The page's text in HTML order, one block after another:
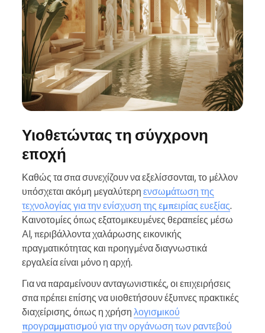
Υιοθετώντας τη σύγχρονη
εποχή
Καθώς τα σπα συνεχίζουν να εξελίσσονται, το μέλλον
υπόσχεται ακόμη μεγαλύτερη ενσωμάτωση της
τεχνολογίας για την ενίσχυση της εμπειρίας ευεξίας.
Καινοτομίες όπως εξατομικευμένες θεραπείες μέσω
AI, περιβάλλοντα χαλάρωσης εικονικής
πραγματικότητας και προηγμένα διαγνωστικά
εργαλεία είναι μόνο η αρχή.
Για να παραμείνουν ανταγωνιστικές, οι επιχειρήσεις
σπα πρέπει επίσης να υιοθετήσουν έξυπνες πρακτικές
διαχείρισης, όπως η χρήση λογισμικού
προγραμματισμού για την οργάνωση των ραντεβού